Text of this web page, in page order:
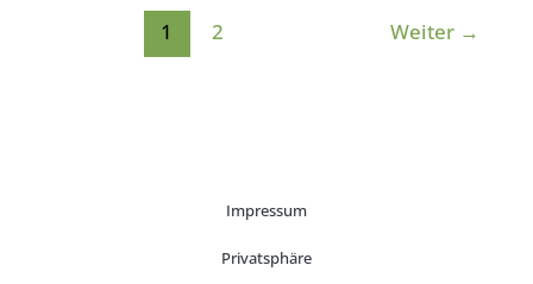
1 2 Weiter →
Impressum
Privatsphäre